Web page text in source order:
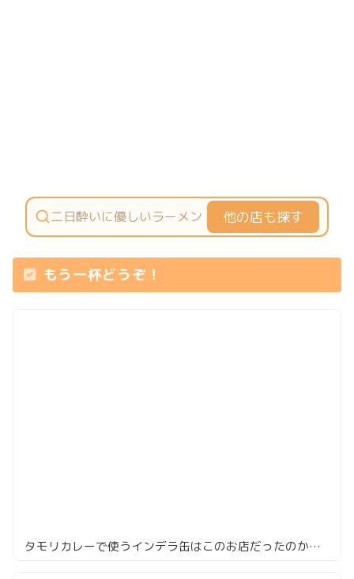
他の店も探す
もう一杯どうぞ！
タモリカレーで使うインデラ缶はこのお店だったのか「ナイルレストラン」